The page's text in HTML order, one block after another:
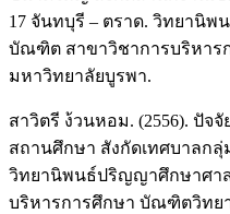
17 จันทบุรี – ตราด. วิทยานิ
บัณฑิต สาขาวิชาการบริหาร
มหาวิทยาลัยบูรพา.
สาวิตรี ง้วนหอม. (2556). ปัจ
สถานศึกษา สังกัดเทศบาลก
วิทยานิพนธ์ปริญญาศึกษาศา
บริหารการศึกษา บัณฑิตวิทย